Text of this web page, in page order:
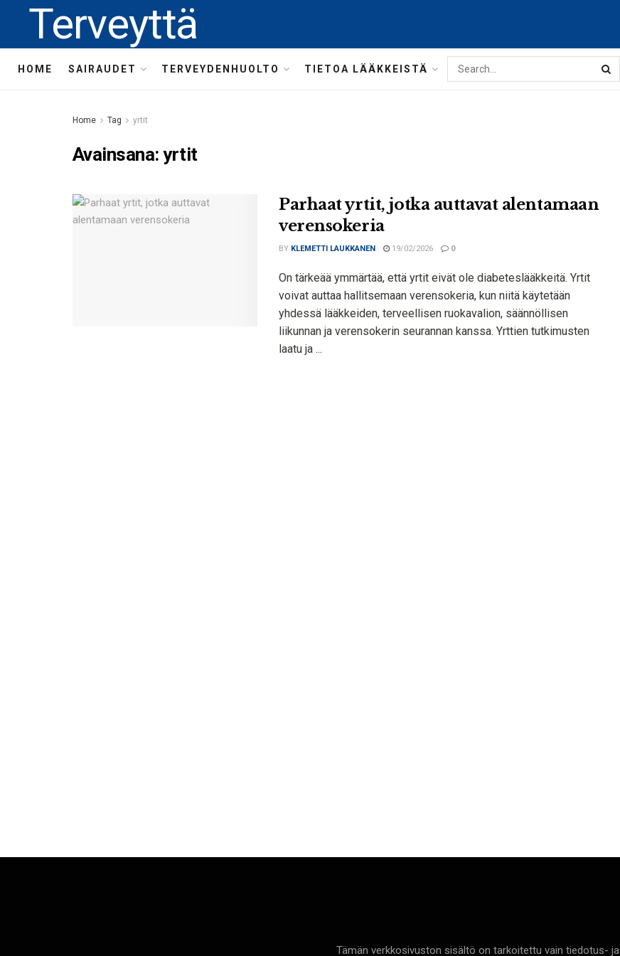
Terveyttä
HOME SAIRAUDET TERVEYDENHUOLTO TIETOA LÄÄKKEISTÄ
Home Tag yrtit
Avainsana:yrtit
Parhaat yrtit, jotka auttavat alentamaan
verensokeria
BY KLEMETTI LAUKKANEN 19/02/2026 0
On tärkeää ymmärtää, että yrtit eivät ole diabeteslääkkeitä. Yrtit
voivat auttaa hallitsemaan verensokeria, kun niitä käytetään
yhdessä lääkkeiden, terveellisen ruokavalion, säännöllisen
liikunnan ja verensokerin seurannan kanssa. Yrttien tutkimusten
laatu ja ...
Tämän verkkosivuston sisältö on tarkoitettu vain tiedotus- ja